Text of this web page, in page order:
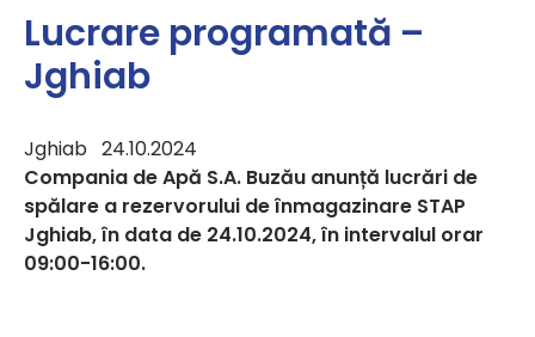
Lucrare programată –
Jghiab
Jghiab 24.10.2024
Compania de Apă S.A. Buzău anunță lucrări de
spălare a rezervorului de înmagazinare STAP
Jghiab, în data de 24.10.2024, în intervalul orar
09:00-16:00.